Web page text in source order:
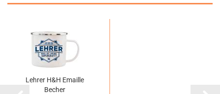
Lehrer H&H Emaille
Becher